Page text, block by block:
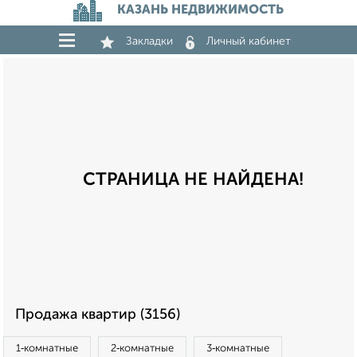
КАЗАНЬ НЕДВИЖИМОСТЬ
Закладки Личный кабинет
СТРАНИЦА НЕ НАЙДЕНА!
Продажа квартир (3156)
1‑комнатные 2‑комнатные 3‑комнатные